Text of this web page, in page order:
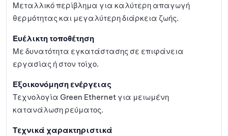
Μεταλλικό περίβλημα για καλύτερη απαγωγή
θερμότητας και μεγαλύτερη διάρκεια ζωής.
Ευέλικτη τοποθέτηση
Με δυνατότητα εγκατάστασης σε επιφάνεια
εργασίας ή στον τοίχο.
Εξοικονόμηση ενέργειας
Τεχνολογία Green Ethernet για μειωμένη
κατανάλωση ρεύματος.
Τεχνικά χαρακτηριστικά